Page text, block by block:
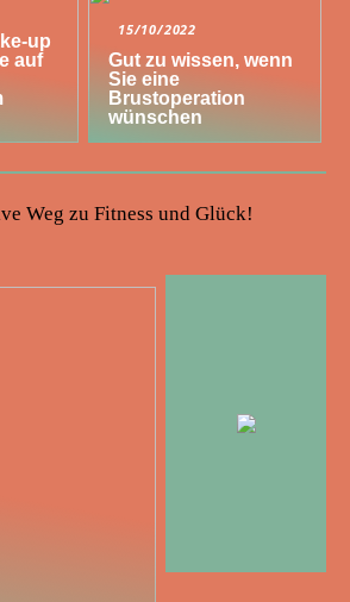
up
auf
15/10/2022
Gut zu wissen, wenn
Sie eine
Brustoperation
wünschen
Weg zu Fitness und Glück!